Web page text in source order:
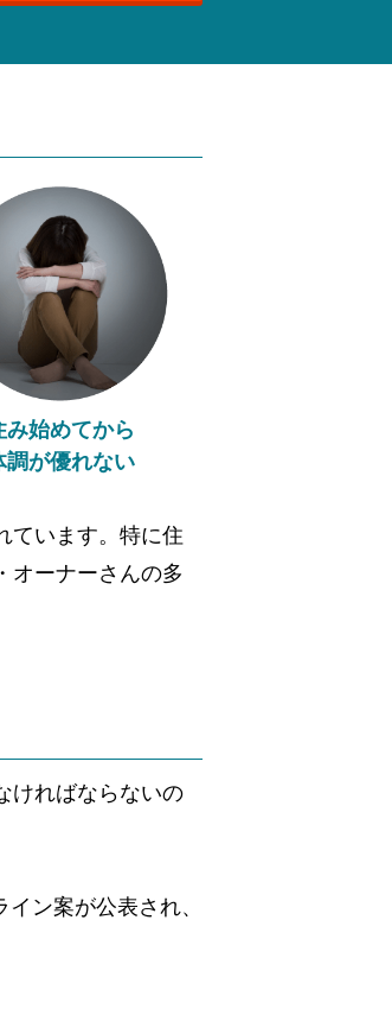
み始めてから
調が優れない
ています。特に住
オーナーさんの多
ければならないの
ン案が公表され、